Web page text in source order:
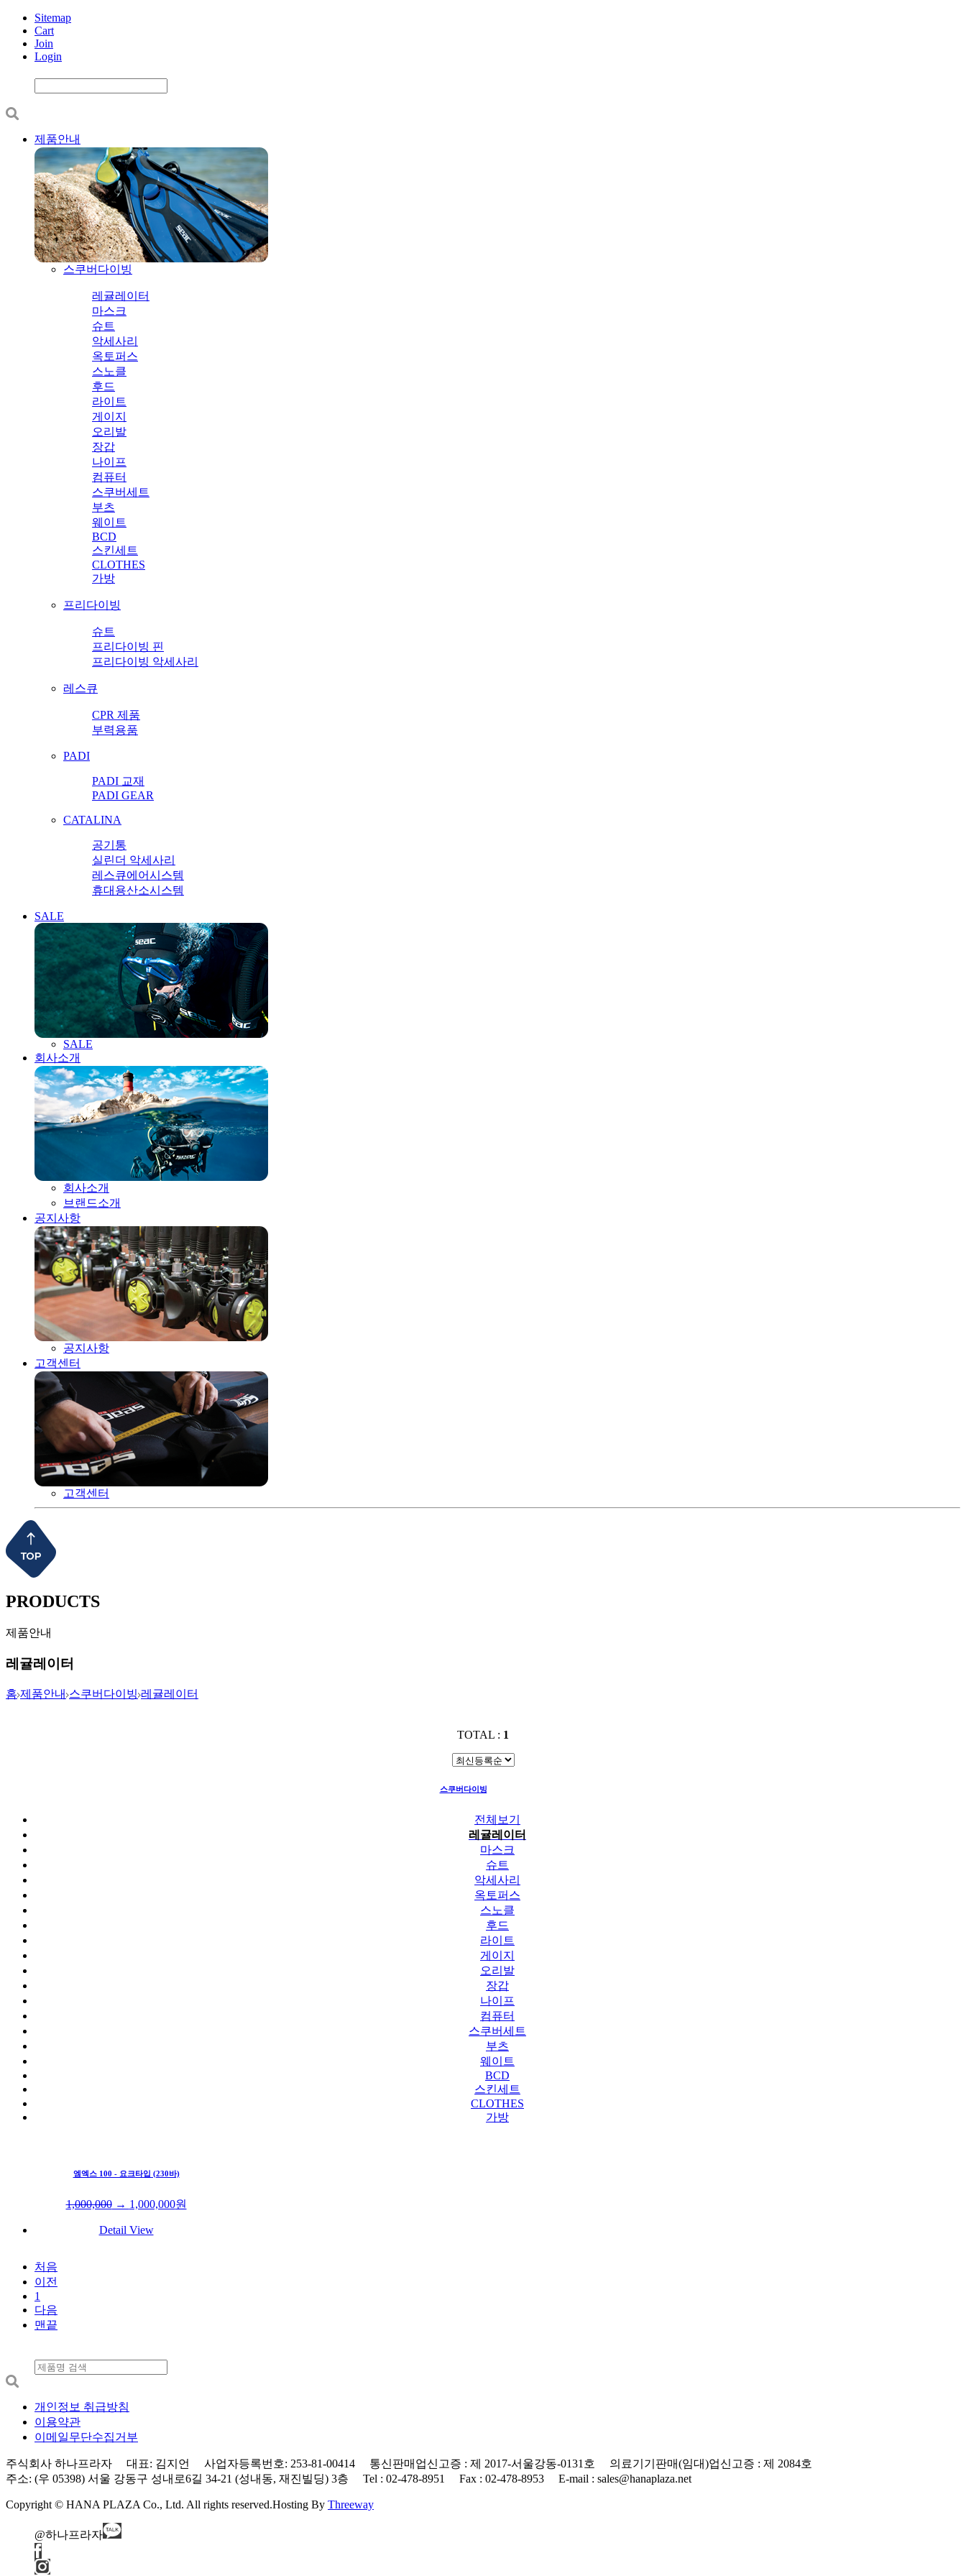
Sitemap
Cart
Join
Login
제품안내
스쿠버다이빙
레귤레이터
마스크
슈트
악세사리
옥토퍼스
스노클
후드
라이트
게이지
오리발
장갑
나이프
컴퓨터
스쿠버세트
부츠
웨이트
BCD
스킨세트
CLOTHES
가방
프리다이빙
슈트
프리다이빙 핀
프리다이빙 악세사리
레스큐
CPR 제품
부력용품
PADI
PADI 교재
PADI GEAR
CATALINA
공기통
실린더 악세사리
레스큐에어시스템
휴대용산소시스템
SALE
SALE
회사소개
회사소개
브랜드소개
공지사항
공지사항
고객센터
고객센터
PRODUCTS
제품안내
레귤레이터
홈 제품안내 스쿠버다이빙 레귤레이터
TOTAL : 1
스쿠버다이빙
전체보기
레귤레이터
마스크
슈트
악세사리
옥토퍼스
스노클
후드
라이트
게이지
오리발
장갑
나이프
컴퓨터
스쿠버세트
부츠
웨이트
BCD
스킨세트
CLOTHES
가방
엠엑스 100 - 요크타입 (230바)
1,000,000→ 1,000,000원
Detail View
처음
이전
1
다음
맨끝
개인정보 취급방침
이용약관
이메일무단수집거부
주식회사 하나프라자 대표: 김지언 사업자등록번호: 253-81-00414 통신판매업신고증 : 제 2017-서울강동-0131호 의료기기판매(임대)업신고증 : 제 2084호
주소: (우 05398) 서울 강동구 성내로6길 34-21 (성내동, 재진빌딩) 3층 Tel : 02-478-8951 Fax : 02-478-8953 E-mail : sales@hanaplaza.net
Copyright © HANA PLAZA Co., Ltd. All rights reserved.Hosting By Threeway
@하나프라자